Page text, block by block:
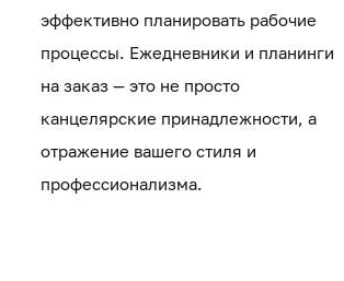
эффективно планировать рабочие
процессы. Ежедневники и планинги
на заказ — это не просто
канцелярские принадлежности, а
отражение вашего стиля и
профессионализма.